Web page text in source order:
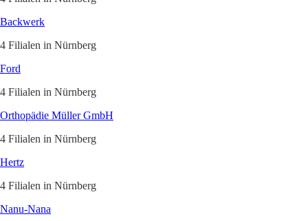
Backwerk
4 Filialen in Nürnberg
Ford
4 Filialen in Nürnberg
Orthopädie Müller GmbH
4 Filialen in Nürnberg
Hertz
4 Filialen in Nürnberg
Nanu-Nana